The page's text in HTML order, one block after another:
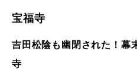
宝福寺
吉田松陰も幽閉された！幕
寺